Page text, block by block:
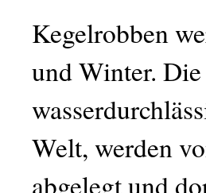
Kegelrobben
und Winter.
Welt, werden
abgelegt und